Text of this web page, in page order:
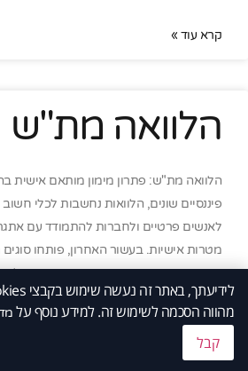
קרא עוד »
הלוואה מת"ש
הלוואה מת"ש: פתרון מימון מותאם אישית
פיננסיים שונים, הלוואות נחשבות לכלי
לאנשים פרטיים ולחברות להתמודד עם
מטרות אישיות. בעשור האחרון, פותחו
שמציעות תנאים מגוונים, אך אחת מהן
המיוחדת לצרכים שונים של לקוחות –
קרא עוד »
מהווה הסכמה לשימוש זה. למידע נוסף על
קבל